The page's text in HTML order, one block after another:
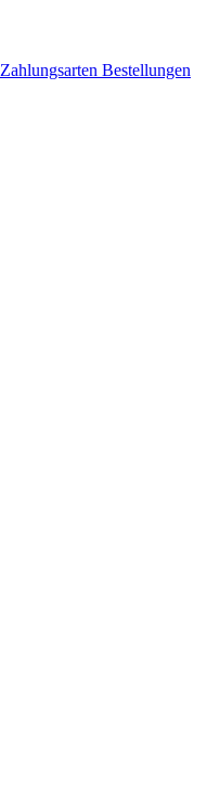
Zahlungsarten Bestellungen